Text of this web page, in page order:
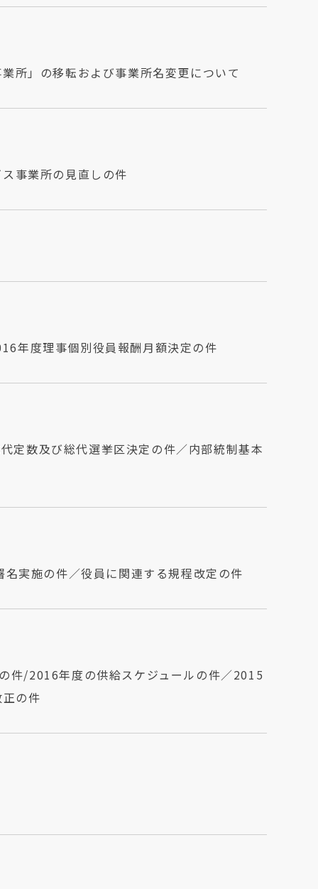
所」の移転および事業所名変更について
事業所の見直しの件
年度理事個別役員報酬月額決定の件
定数及び総代選挙区決定の件／内部統制基本
実施の件／役員に関連する規程改定の件
件/2016年度の供給スケジュールの件／2015
の件